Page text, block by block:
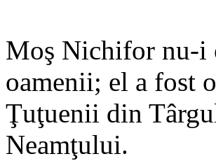
Moş Nichifor nu-i
oamenii; el a fost
Ţuţuenii din
Neamţului.